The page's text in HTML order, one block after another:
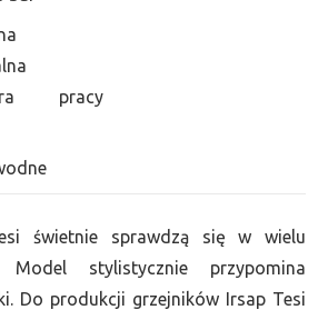
pracy
świetnie sprawdzą się w wielu
Model stylistycznie przypomina
Do produkcji grzejników Irsap Tesi